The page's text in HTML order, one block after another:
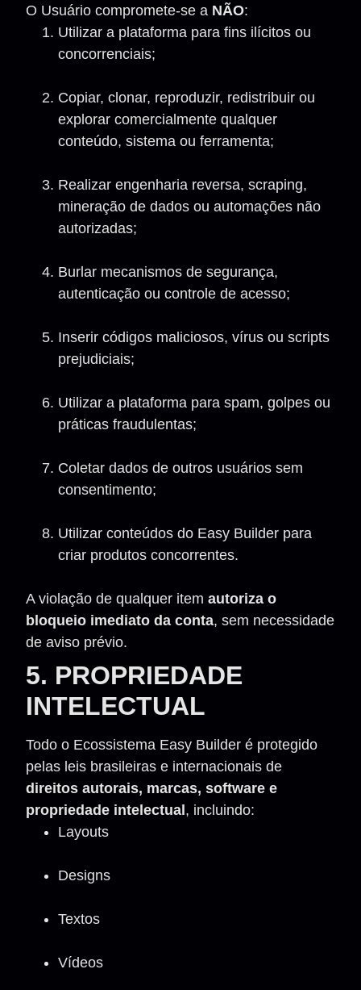
O Usuário compromete-se a NÃO:
Utilizar a plataforma para fins ilícitos ou
concorrenciais;
Copiar, clonar, reproduzir, redistribuir ou
explorar comercialmente qualquer
conteúdo, sistema ou ferramenta;
Realizar engenharia reversa, scraping,
mineração de dados ou automações não
autorizadas;
Burlar mecanismos de segurança,
autenticação ou controle de acesso;
Inserir códigos maliciosos, vírus ou scripts
prejudiciais;
Utilizar a plataforma para spam, golpes ou
práticas fraudulentas;
Coletar dados de outros usuários sem
consentimento;
Utilizar conteúdos do Easy Builder para
criar produtos concorrentes.
A violação de qualquer item autoriza o
bloqueio imediato da conta, sem necessidade
de aviso prévio.
5. PROPRIEDADE
INTELECTUAL
Todo o Ecossistema Easy Builder é protegido
pelas leis brasileiras e internacionais de
direitos autorais, marcas, software e
propriedade intelectual , incluindo:
Layouts
Designs
Textos
Vídeos